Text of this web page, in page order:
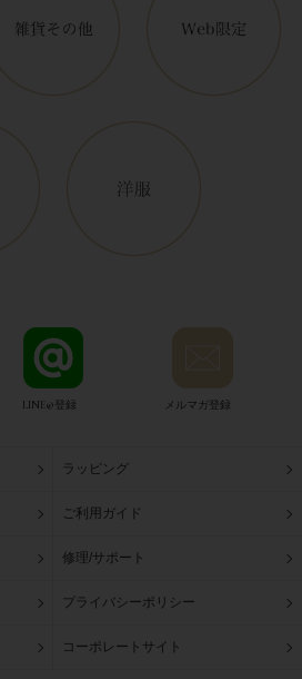
LINE@登録 メルマガ登録
ラッピング
ご利用ガイド
修理/サポート
プライバシーポリシー
コーポレートサイト